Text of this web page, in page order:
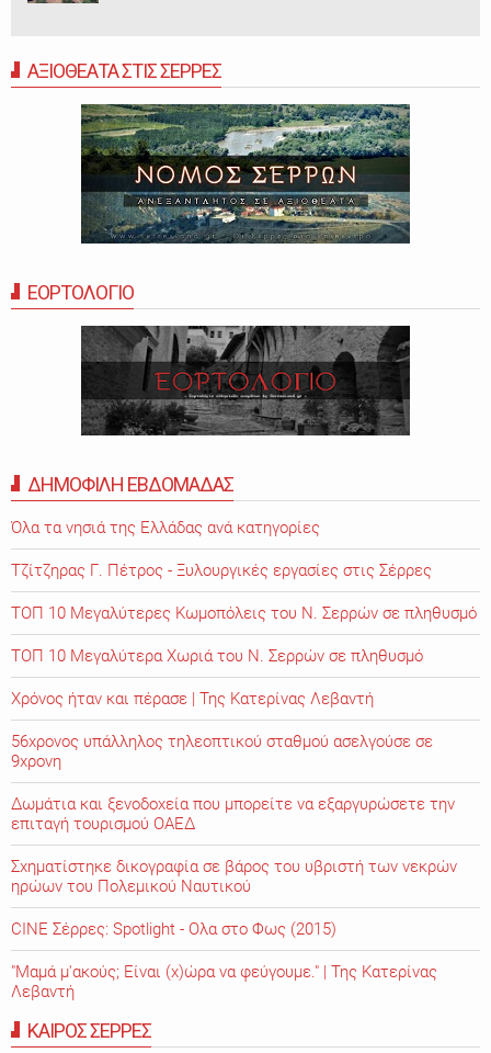
ΑΞΙΟΘΕΑΤΑ ΣΤΙΣ ΣΕΡΡΕΣ
ΕΟΡΤΟΛΟΓΙΟ
ΔΗΜΟΦΙΛΗ ΕΒΔΟΜΑΔΑΣ
Όλα τα νησιά της Ελλάδας ανά κατηγορίες
Τζίτζηρας Γ. Πέτρος - Ξυλουργικές εργασίες στις Σέρρες
ΤΟΠ 10 Μεγαλύτερες Κωμοπόλεις του Ν. Σερρών σε πληθυσμό
ΤΟΠ 10 Μεγαλύτερα Χωριά του Ν. Σερρών σε πληθυσμό
Χρόνος ήταν και πέρασε | Της Κατερίνας Λεβαντή
56χρονος υπάλληλος τηλεοπτικού σταθμού ασελγούσε σε
9χρονη
Δωμάτια και ξενοδοχεία που μπορείτε να εξαργυρώσετε την
επιταγή τουρισμού ΟΑΕΔ
Σχηματίστηκε δικογραφία σε βάρος του υβριστή των νεκρών
ηρώων του Πολεμικού Ναυτικού
CINE Σέρρες: Spotlight - Ολα στο Φως (2015)
"Μαμά μ'ακούς; Είναι (χ)ώρα να φεύγουμε." | Της Κατερίνας
Λεβαντή
ΚΑΙΡΟΣ ΣΕΡΡΕΣ